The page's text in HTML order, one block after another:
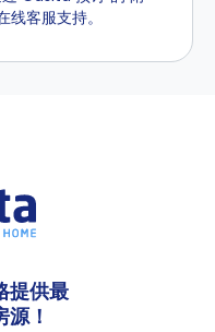
客服支持。
提供最
！